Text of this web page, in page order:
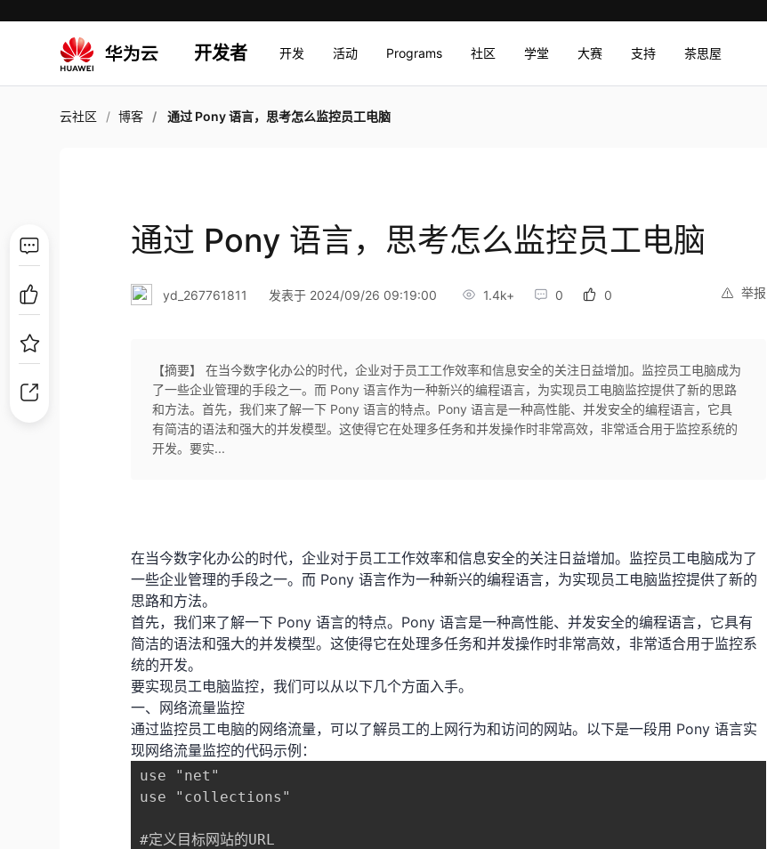
开发者 开发 活动 Programs 社区 学堂 大赛 支持 茶思屋
云社区 博客 通过 Pony 语言，思考怎么监控员工电脑
通过 Pony 语言，思考怎么监控员工电脑
举报
yd_267761811 发表于 2024/09/26 09:19:00 1.4k+ 0 0
【摘要】 在当今数字化办公的时代，企业对于员工工作效率和信息安全的关注日益增加。监控员工电脑成为
了一些企业管理的手段之一。而 Pony 语言作为一种新兴的编程语言，为实现员工电脑监控提供了新的思路
和方法。首先，我们来了解一下 Pony 语言的特点。Pony 语言是一种高性能、并发安全的编程语言，它具
有简洁的语法和强大的并发模型。这使得它在处理多任务和并发操作时非常高效，非常适合用于监控系统的
开发。要实...
在当今数字化办公的时代，企业对于员工工作效率和信息安全的关注日益增加。监控员工电脑成为了
一些企业管理的手段之一。而 Pony 语言作为一种新兴的编程语言，为实现员工电脑监控提供了新的
思路和方法。
首先，我们来了解一下 Pony 语言的特点。Pony 语言是一种高性能、并发安全的编程语言，它具有
简洁的语法和强大的并发模型。这使得它在处理多任务和并发操作时非常高效，非常适合用于监控系
统的开发。
要实现员工电脑监控，我们可以从以下几个方面入手。
一、网络流量监控
通过监控员工电脑的网络流量，可以了解员工的上网行为和访问的网站。以下是一段用 Pony 语言实
现网络流量监控的代码示例：
use "net"
use "collections"
#定义目标网站的URL